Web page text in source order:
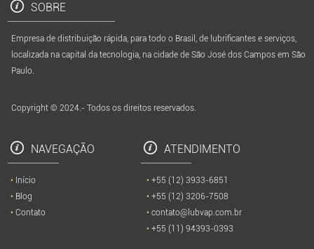
SOBRE
Empresa de distribuição rápida, para todo o Brasil, de lubrificantes e serviços,
localizada na capital da tecnologia, na cidade de São José dos Campos em São
Paulo.
Copyright © 2024.- Todos os direitos reservados.
NAVEGAÇÃO
Início
Blog
Contato
ATENDIMENTO
+55 (12) 3933-6851
+55 (12) 3206-7508
contato@lubvap.com.br
+55 (11) 94393-0393